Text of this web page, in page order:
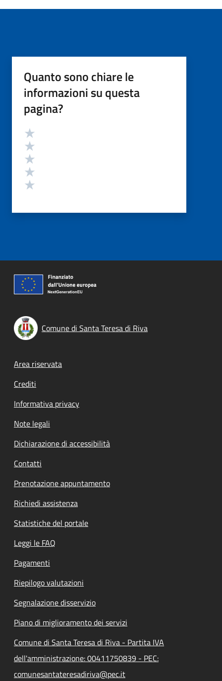
Quanto sono chiare le
informazioni su questa
pagina?
Valutazione
Comune di Santa Teresa di Riva
Footer menu
Area riservata
Crediti
Informativa privacy
Note legali
Dichiarazione di accessibilità
Contatti
Prenotazione appuntamento
Richiedi assistenza
Statistiche del portale
Leggi le FAQ
Pagamenti
Riepilogo valutazioni
Segnalazione disservizio
Piano di miglioramento dei servizi
Comune di Santa Teresa di Riva - Partita IVA
dell'amministrazione: 00411750839 - PEC:
comunesantateresadiriva@pec.it